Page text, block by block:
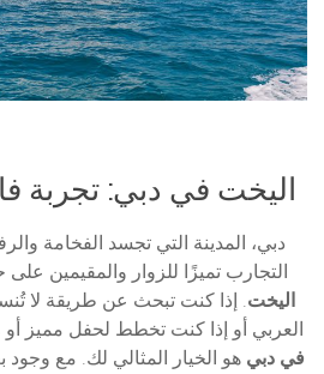
اليخت في دبي: تجربة
دبي، المدينة التي تجسد الفخامة
التجارب تميزًا للزوار والمقيمين
اليخت. إذا كنت تبحث عن طريقة لا
العربي أو إذا كنت تخطط لحفل مميز
في دبي هو الخيار المثالي لك. مع